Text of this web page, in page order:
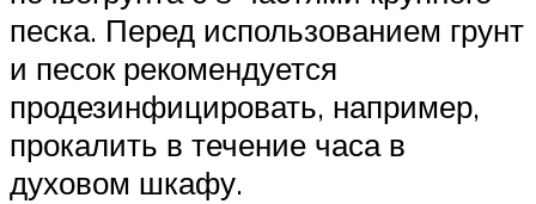
песка. Перед использованием грунт
и песок рекомендуется
продезинфицировать, например,
прокалить в течение часа в
духовом шкафу.